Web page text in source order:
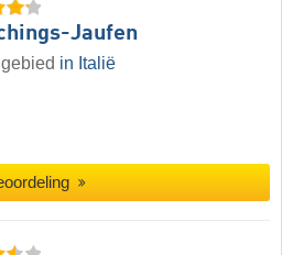
Jaufen
in Italië